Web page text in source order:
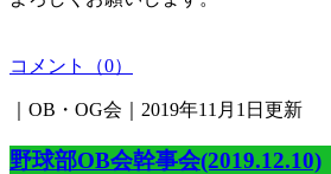
コメント（0）
｜OB・OG会｜2019年11月1日更新
野球部OB会幹事会(2019.12.10)